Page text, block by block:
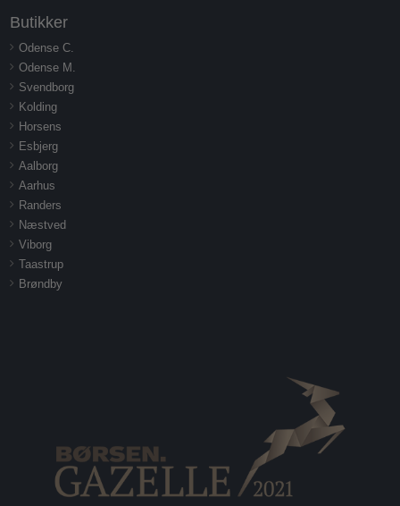
Butikker
Odense C.
Odense M.
Svendborg
Kolding
Horsens
Esbjerg
Aalborg
Aarhus
Randers
Næstved
Viborg
Taastrup
Brøndby